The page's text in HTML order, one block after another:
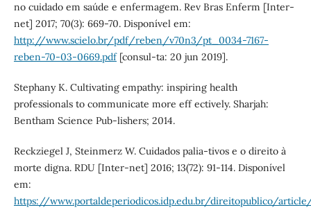
no cuidado em saúde e enfermagem. Rev Bras Enferm [Inter-
net] 2017; 70(3): 669-70. Disponível em:
http://www.scielo.br/pdf/reben/v70n3/pt_0034-7167-
reben-70-03-0669.pdf[consul-ta: 20 jun 2019].
Stephany K. Cultivating empathy: inspiring health
professionals to communicate more eff ectively. Sharjah:
Bentham Science Pub-lishers; 2014.
Reckziegel J, Steinmerz W. Cuidados palia-tivos e o direito à
morte digna. RDU [Inter-net] 2016; 13(72): 91-114. Disponível
em:
https://www.portaldeperiodicos.idp.edu.br/direitopublico/